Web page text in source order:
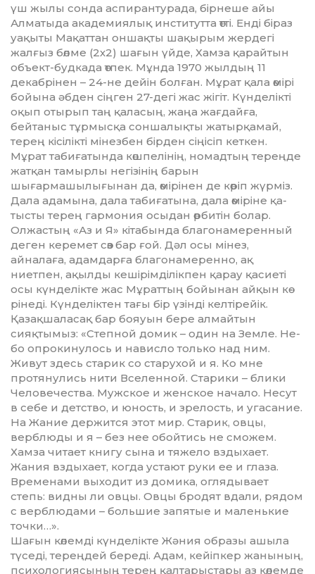
үш жылы сонда аспирантурада, бір­неше айы
Алматыда академия­лық институтта өтті. Енді біраз
уа­қыты Мақаттан оншақты ша­қы­рым жердегі
жалғыз бөлме (2х2) ша­ғын үйде, Хамза қарайтын
объект-будкада өтпек. Мұнда 1970 жыл­дың 11
декабрінен – 24-не дейін болған. Мұрат қала өмірі
бойы­на әбден сіңген 27-дегі жас жі­гіт. Күнделікті
оқып отырып таң қа­ласың, жаңа жағдайға,
бейтаныс тұр­мысқа соншалықты жатырқа­май,
терең кісілікті мінезбен бірден сіңісіп кеткен.
Мұрат табиғатында көшпелінің, номадтың тереңде
жатқан тамырлы негізінің барын
шығармашылығынан да, өмірінен де көріп жүрміз.
Дала адамына, дала табиғатына, дала өміріне қа­
тысты терең гармония осыдан өрбитін болар.
Олжастың «Аз и Я» кітабында благонамеренный
деген керемет сөз бар ғой. Дәл осы мінез,
айналаға, адамдарға благонамеренно, ақ
ниетпен, ақылды кешірімді­лік­пен қарау қасиеті
осы күнделікте жас Мұраттың бойынан айқын кө­
рінеді. Күнделіктен тағы бір үзінді кел­тірейік.
Қазақшаласақ бар бояуын бере алмайтын
сияқтымыз: «Сте­п­ной домик – один на Земле. Не­
бо опрокинулось и нависло то­ль­ко над ним.
Живут здесь старик со старухой и я. Ко мне
протянулись нити Вселенной. Старики – бли­ки
Человечества. Мужское и женс­кое начало. Несут
в себе и детс­тво, и юность, и зрелость, и уга­сание.
На Жание держится этот мир. Старик, овцы,
верблюды и я – без нее обойтись не сможем.
Хамза читает книгу сына и тяжело вз­ды­хает.
Жания вздыхает, когда ус­тают руки ее и глаза.
Временами вы­ходит из домика, оглядывает
степь: видны ли овцы. Овцы бродят вда­ли, рядом
с верблюдами – большие запятые и маленькие
точки…».
Шағын көлемді күнделікте Жә­ния образы ашыла
түседі, тереңдей бе­реді. Адам, кейіпкер жанының,
пси­хологиясының терең қалта­рыс­тары аз көлемде